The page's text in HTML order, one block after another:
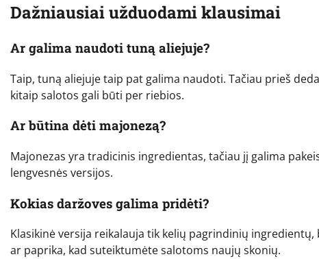
Dažniausiai užduodami klausimai
Ar galima naudoti tuną aliejuje?
Taip, tuną aliejuje taip pat galima naudoti. Tačiau prieš
kitaip salotos gali būti per riebios.
Ar būtina dėti majonezą?
Majonezas yra tradicinis ingredientas, tačiau jį galima
lengvesnės versijos.
Kokias daržoves galima pridėti?
Klasikinė versija reikalauja tik kelių pagrindinių
ar paprika, kad suteiktumėte salotoms naujų skonių.